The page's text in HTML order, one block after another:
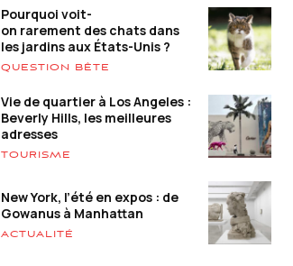
Pourquoi voit-
on rarement des chats dans
les jardins aux États-Unis ?
QUESTION BÊTE
Vie de quartier à Los Angeles :
Beverly Hills, les meilleures
adresses
TOURISME
New York, l’été en expos : de
Gowanus à Manhattan
ACTUALITÉ